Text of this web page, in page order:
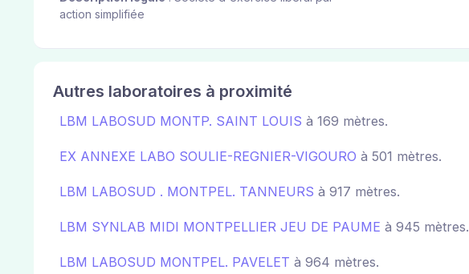
action simplifiée
Autres laboratoires à proximité
LBM LABOSUD MONTP. SAINT LOUIS à 169 mètres.
EX ANNEXE LABO SOULIE-REGNIER-VIGOURO à 501 mètres.
LBM LABOSUD . MONTPEL. TANNEURS à 917 mètres.
LBM SYNLAB MIDI MONTPELLIER JEU DE PAUME à 945 mètres.
LBM LABOSUD MONTPEL. PAVELET à 964 mètres.